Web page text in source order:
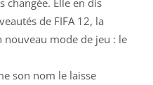
de FIFA 12, la
nouveau mode de jeu : le
son nom le laisse